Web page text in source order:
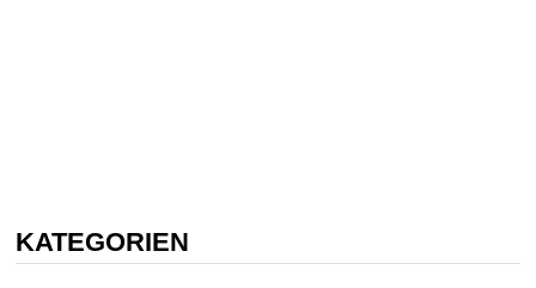
KATEGORIEN